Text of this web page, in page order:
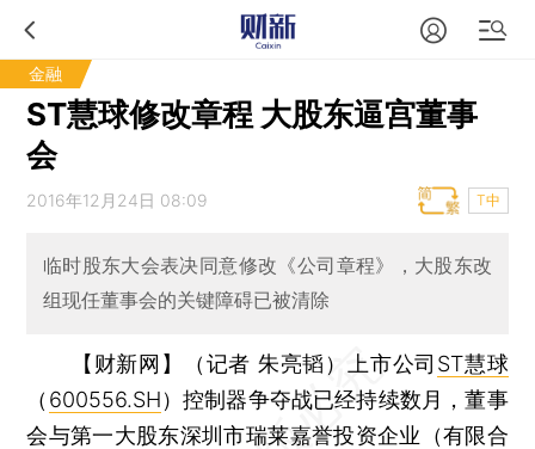
金融
ST慧球修改章程 大股东逼宫董事
会
2016年12月24日 08:09 T中
临时股东大会表决同意修改《公司章程》，大股东改
组现任董事会的关键障碍已被清除
【财新网】（记者 朱亮韬） 上市公司 ST慧球
（ 600556.SH）控制器争夺战已经持续数月，董事
会与第一大股东深圳市瑞莱嘉誉投资企业（有限合